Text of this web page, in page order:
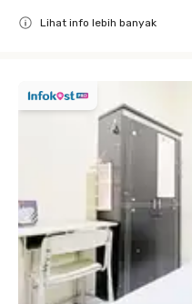
Lihat info lebih banyak